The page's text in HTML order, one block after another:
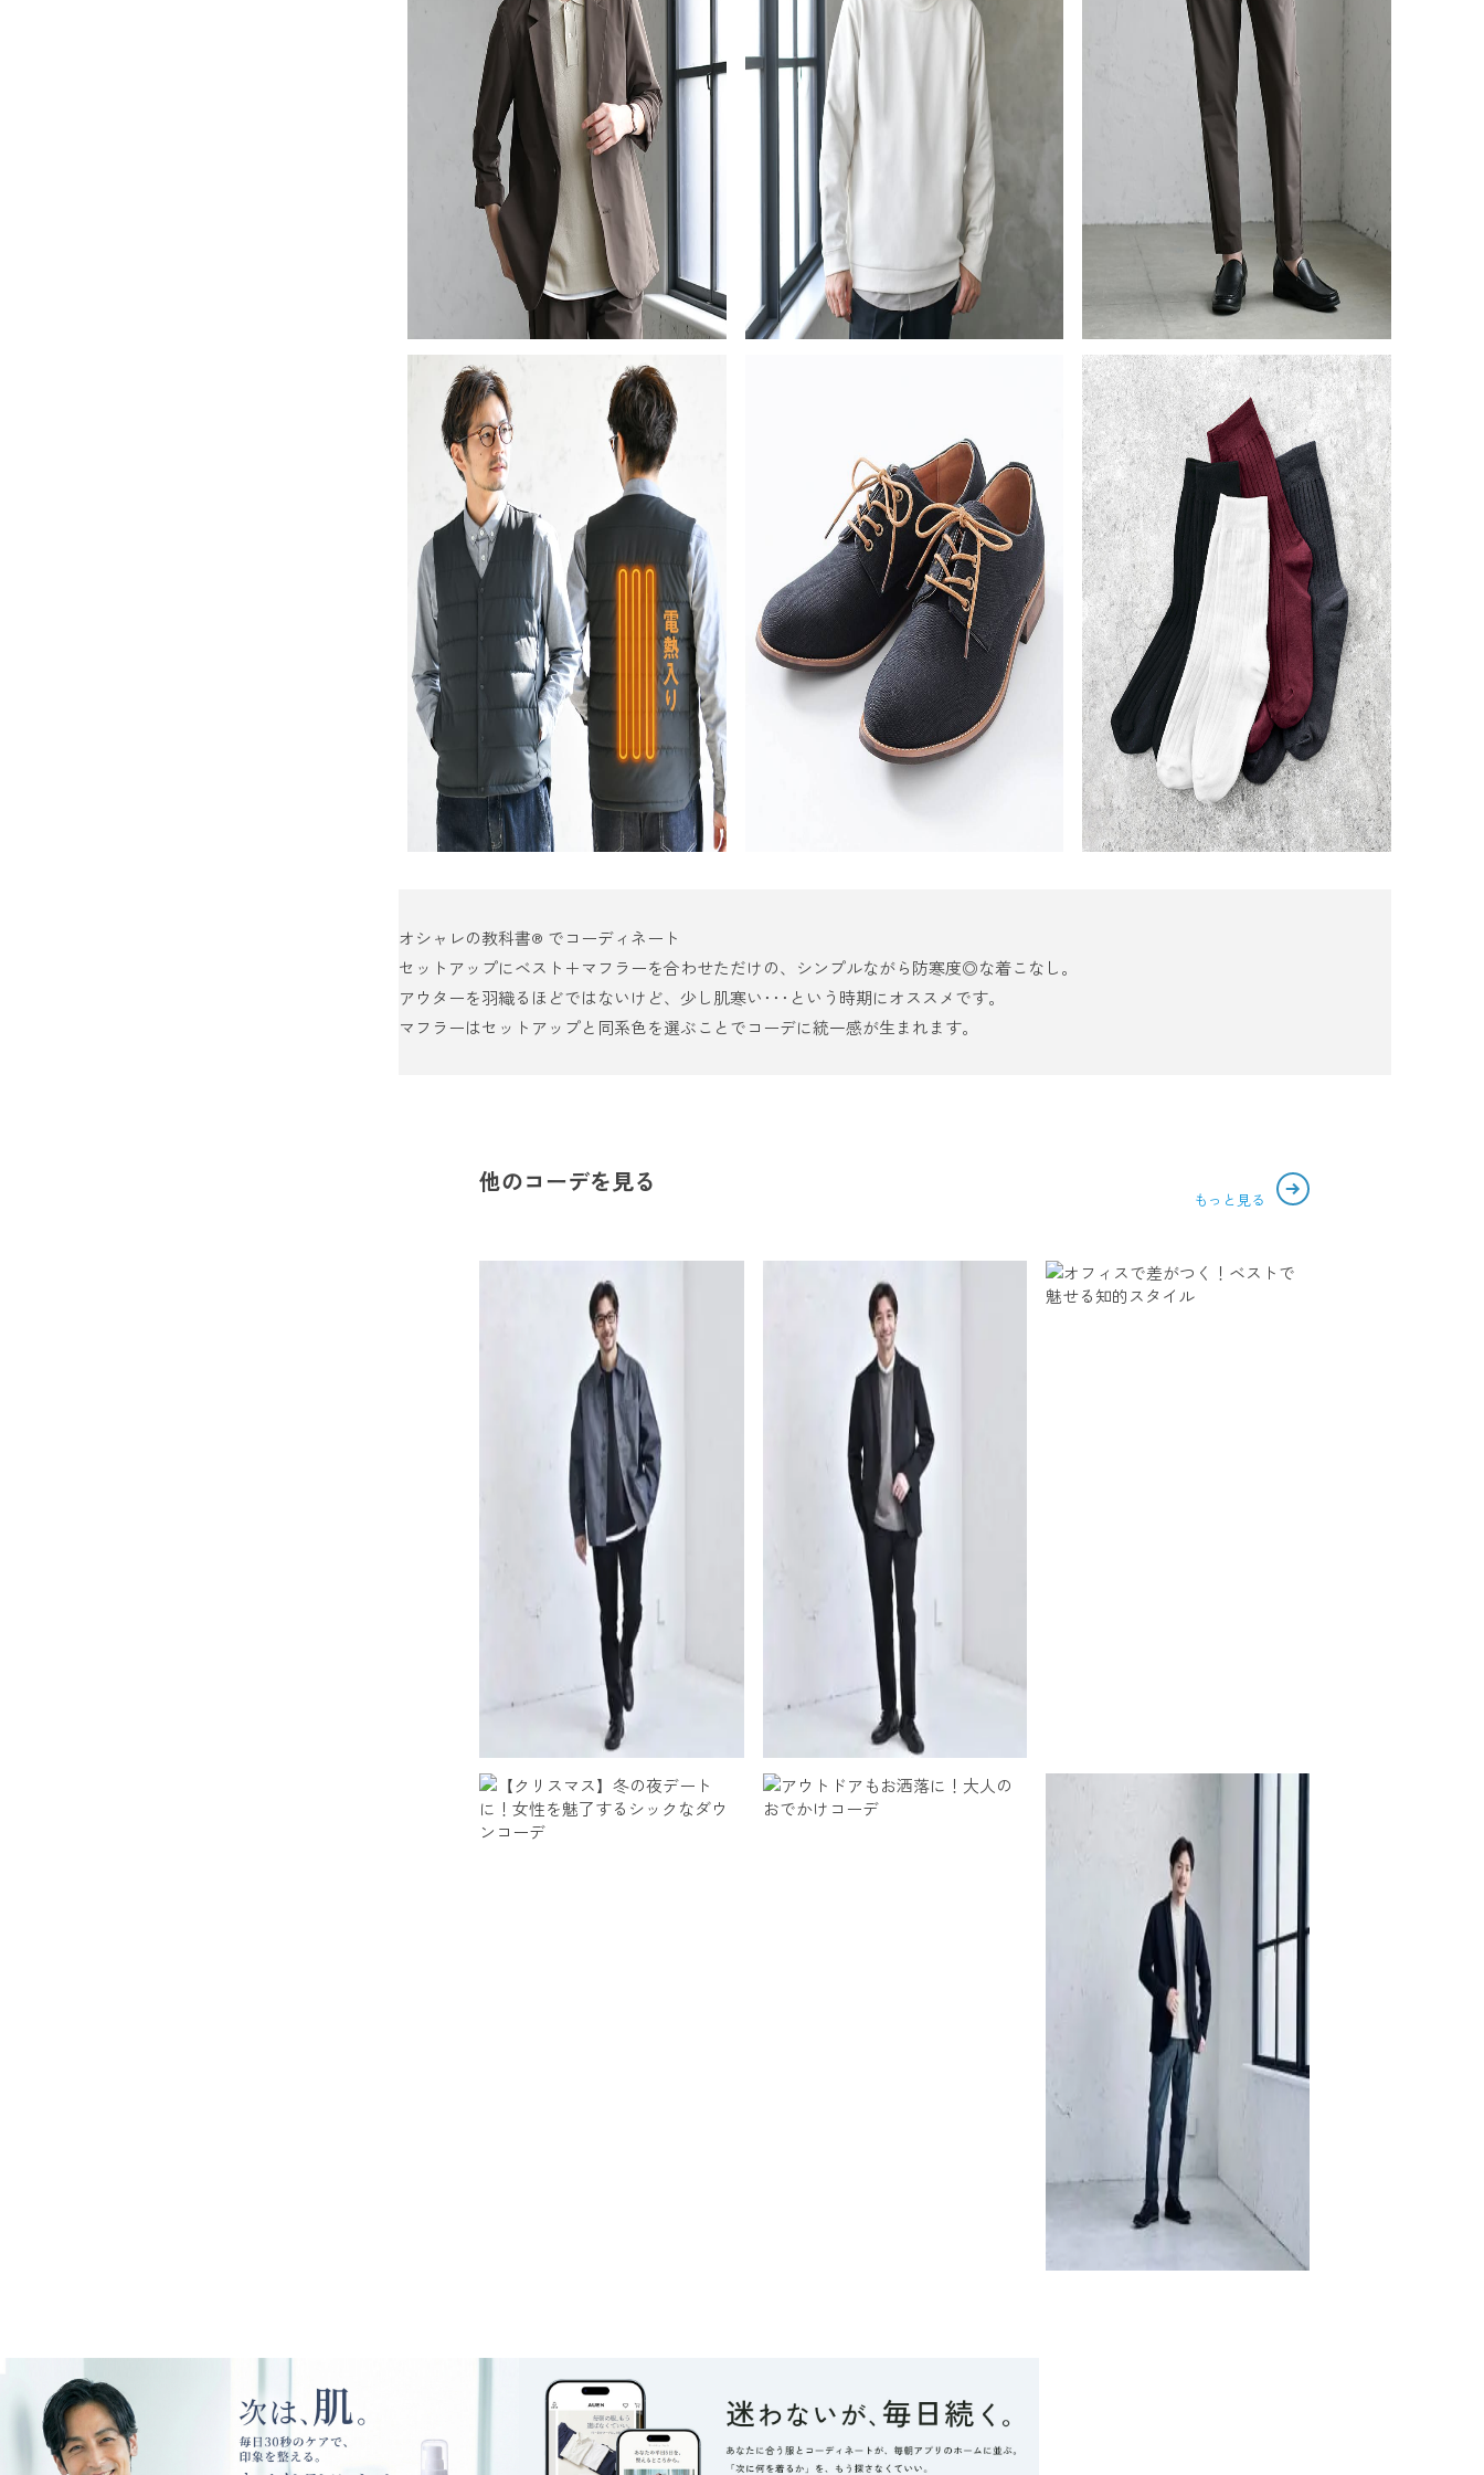
オシャレの教科書® でコーディネート
セットアップにベスト＋マフラーを合わせただけの、シンプルながら防寒度◎な着こなし。
アウターを羽織るほどではないけど、少し肌寒い･･･という時期にオススメです。
マフラーはセットアップと同系色を選ぶことでコーデに統一感が生まれます。
他のコーデを見る
もっと見る